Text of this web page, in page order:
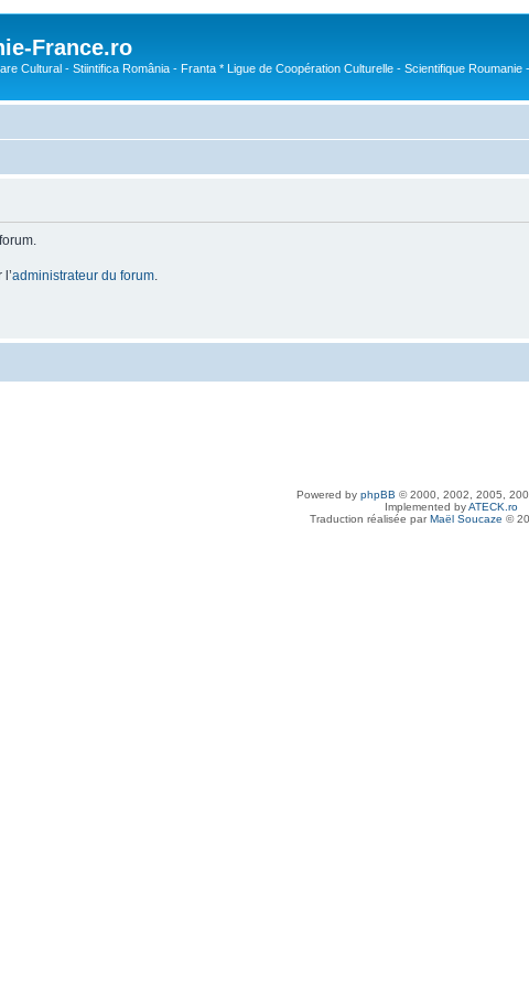
France.ro
Cultural - Stiintifica România - Franta * Ligue de Coopération Culturelle - Scientifique Roumanie
administrateur du forum
Powered by phpBB © 2000, 2002, 2005,
Implemented byATECK.ro
Traduction réalisée parMaël Soucaze ©